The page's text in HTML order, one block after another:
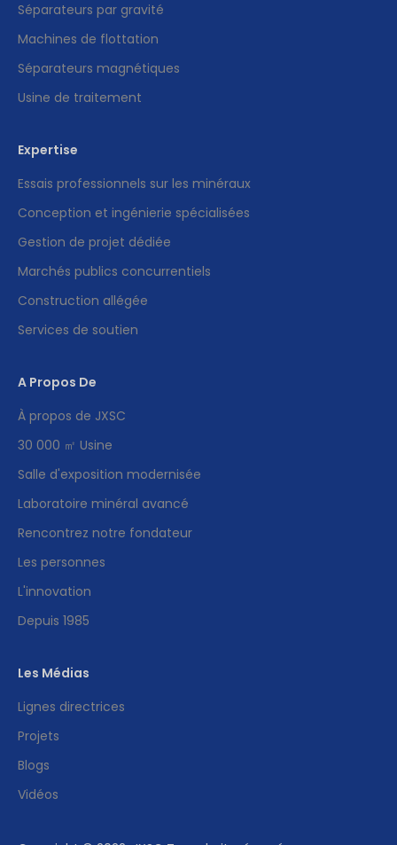
Séparateurs par gravité
Machines de flottation
Séparateurs magnétiques
Usine de traitement
Expertise
Essais professionnels sur les minéraux
Conception et ingénierie spécialisées
Gestion de projet dédiée
Marchés publics concurrentiels
Construction allégée
Services de soutien
A Propos De
À propos de JXSC
30 000 ㎡ Usine
Salle d'exposition modernisée
Laboratoire minéral avancé
Rencontrez notre fondateur
Les personnes
L'innovation
Depuis 1985
Les Médias
Lignes directrices
Projets
Blogs
Vidéos